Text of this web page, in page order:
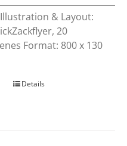
Illustration & Layout:
20
Format: 800 x 130
Dieses
Details